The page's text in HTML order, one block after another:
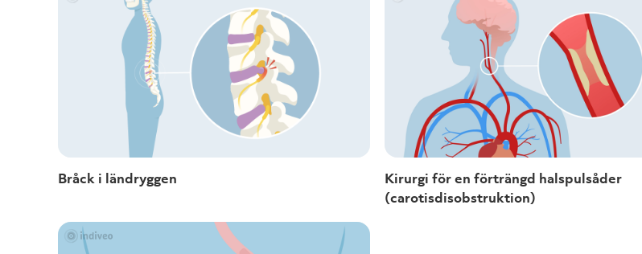
Bråck i ländryggen
Kirurgi för en förträngd halspulsåder
(carotisdisobstruktion)